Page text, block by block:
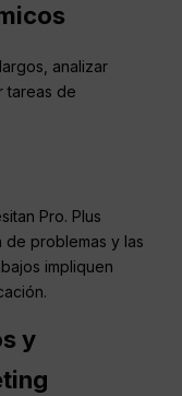
analizar
tareas de
Pro. Plus
de problemas y las
impliquen
y